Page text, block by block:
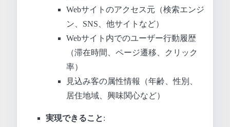
Webサイトのアクセス元（検索エンジ
ン、SNS、他サイトなど）
Webサイト内でのユーザー行動履歴
（滞在時間、ページ遷移、クリック
率）
見込み客の属性情報（年齢、性別、
居住地域、興味関心など）
実現できること: